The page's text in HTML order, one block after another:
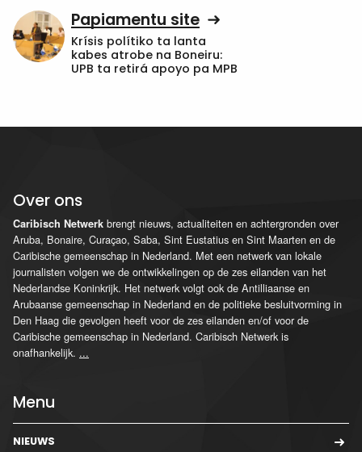
Papiamentu site
Krísis polítiko ta lanta
kabes atrobe na Boneiru:
UPB ta retirá apoyo pa MPB
Over ons
Caribisch Netwerk brengt nieuws, actualiteiten en achtergronden over
Aruba, Bonaire, Curaçao, Saba, Sint Eustatius en Sint Maarten en de
Caribische gemeenschap in Nederland. Met een netwerk van lokale
journalisten volgen we de ontwikkelingen op de zes eilanden van het
Nederlandse Koninkrijk. Het netwerk volgt ook de Antilliaanse en
Arubaanse gemeenschap in Nederland en de politieke besluitvorming in
Den Haag die gevolgen heeft voor de zes eilanden en/of voor de
Caribische gemeenschap in Nederland. Caribisch Netwerk is
onafhankelijk. ...
Menu
NIEUWS